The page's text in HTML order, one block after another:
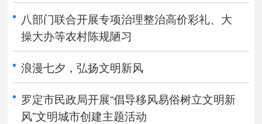
神的家园”主题活动
八部门联合开展专项治理整治高价彩礼、大
操大办等农村陈规陋习
浪漫七夕，弘扬文明新风
罗定市民政局开展“倡导移风易俗树立文明新
风”文明城市创建主题活动